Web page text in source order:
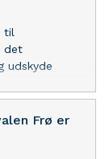
til
det
udskyde
Frø er